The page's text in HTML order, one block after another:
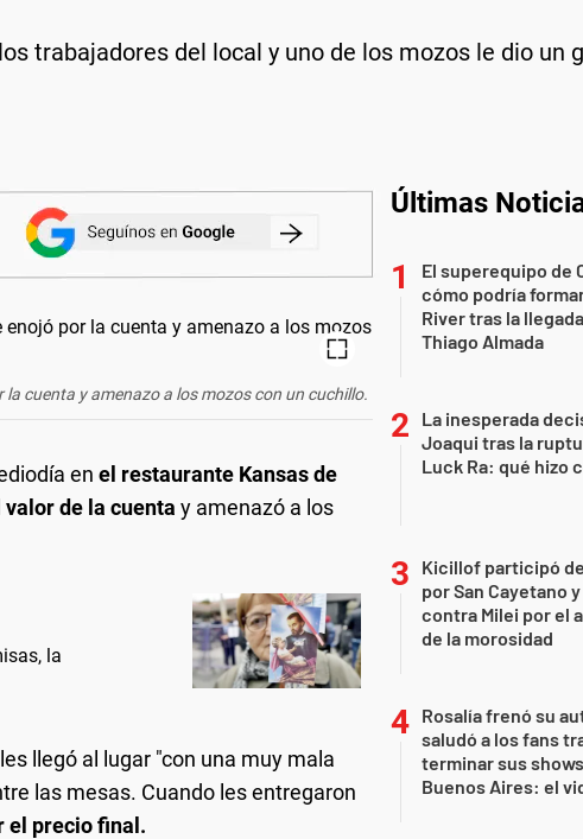
trabajadores del local y uno de los mozos le dio un
cuenta y amenazo a los mozos con un cuchillo.
en el restaurante Kansas de
de la cuenta y amenazó a los
la
llegó al lugar "con una muy mala
las mesas. Cuando les entregaron
el precio final.
Últimas
El superequipo de
cómo podría
River tras la
Thiago Almada
La inesperada
Joaqui tras la
Luck Ra: qué hizo
Kicillof participó
por San Cayetano
contra Milei por el
de la morosidad
Rosalía frenó su
saludó a los fans
terminar sus
Buenos Aires: el